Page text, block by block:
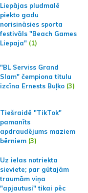
Liepājas pludmalē
piekto gadu
norisināsies sporta
festivāls "Beach Games
Liepaja"(1)
"BL Serviss Grand
Slam" čempiona titulu
izcīna Ernests Buļko(3)
Tiešraidē "TikTok"
pamanīts
apdraudējums maziem
bērniem(3)
Uz ielas notriekta
sieviete; par gūtajām
traumām viņa
"apjautusi" tikai pēc